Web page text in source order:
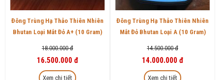
Đông Trùng Hạ Thảo Thiên Nhiên
Bhutan Loại Mắt Đỏ A+ (10 Gram)
18.000.000 đ
16.500.000 đ
Xem chi tiết
Đông Trùng Hạ Thảo Thiên Nhiên
Mắt Đỏ Bhutan Loại A (10 Gram)
14.500.000 đ
14.000.000 đ
Xem chi tiết